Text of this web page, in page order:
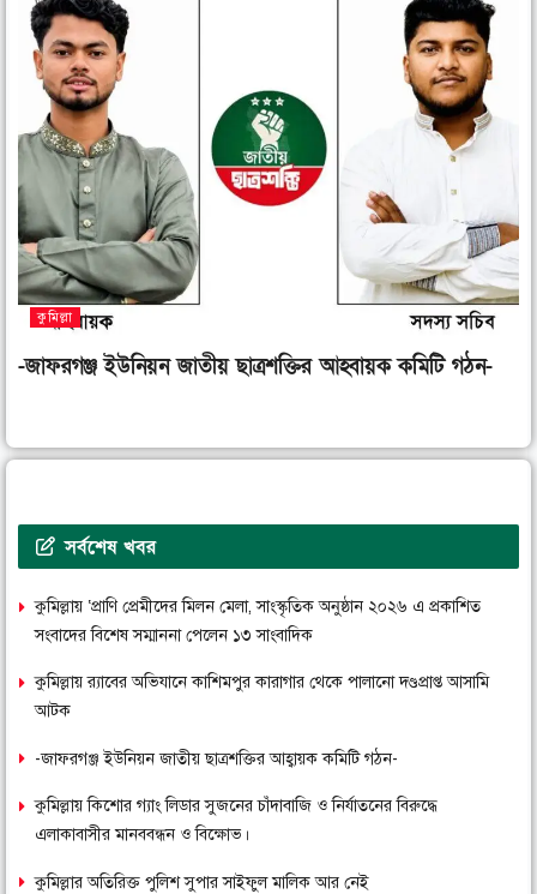
কুমিল্লা
-জাফরগঞ্জ ইউনিয়ন জাতীয় ছাত্রশক্তির আহ্বায়ক কমিটি গঠন-
সর্বশেষ খবর
কুমিল্লায় ‘প্রাণি প্রেমীদের মিলন মেলা, সাংস্কৃতিক অনুষ্ঠান ২০২৬ এ প্রকাশিত
সংবাদের বিশেষ সম্মাননা পেলেন ১৩ সাংবাদিক
কুমিল্লায় র‌্যাবের অভিযানে কাশিমপুর কারাগার থেকে পালানো দণ্ডপ্রাপ্ত আসামি
আটক
-জাফরগঞ্জ ইউনিয়ন জাতীয় ছাত্রশক্তির আহ্বায়ক কমিটি গঠন-
কুমিল্লায় কিশোর গ্যাং লিডার সুজনের চাঁদাবাজি ও নির্যাতনের বিরুদ্ধে
এলাকাবাসীর মানববন্ধন ও বিক্ষোভ।
কুমিল্লার অতিরিক্ত পুলিশ সুপার সাইফুল মালিক আর নেই